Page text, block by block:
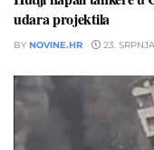
udara projektila
BY NOVINE.HR 23.